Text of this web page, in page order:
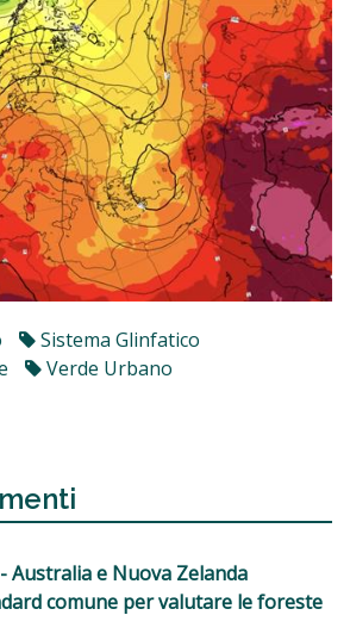
Sistema Glinfatico
Verde Urbano
Australia e Nuova Zelanda
comune per valutare le foreste